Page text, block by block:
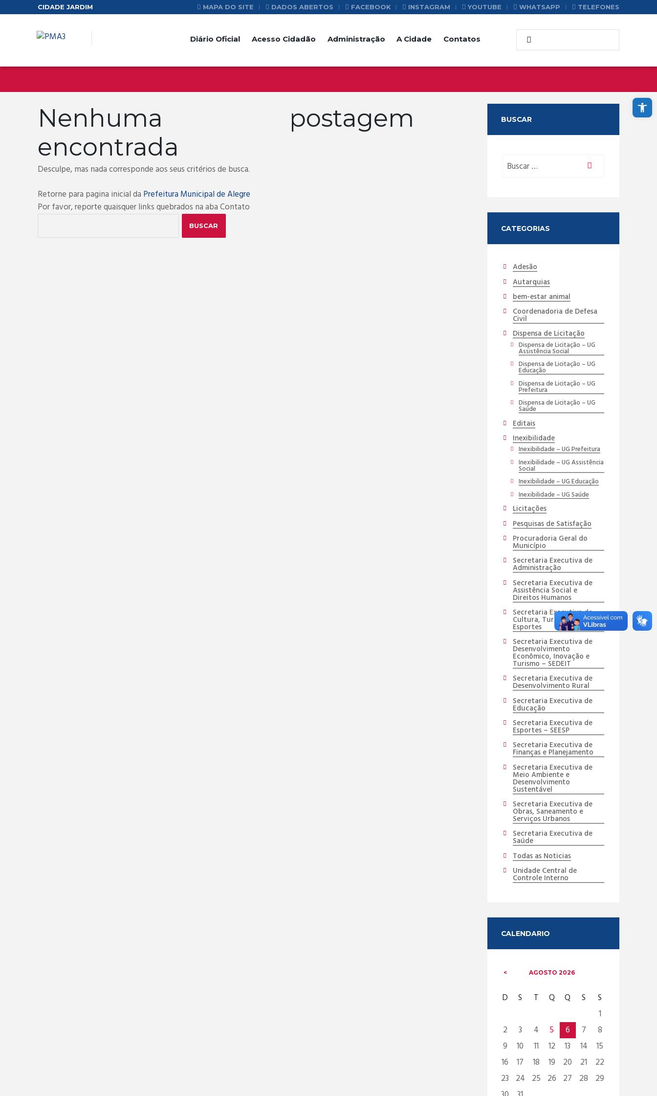
Abrir a barra de ferramentas
CIDADE JARDIM MAPA DO SITE DADOS ABERTOS FACEBOOK INSTAGRAM YOUTUBE WHATSAPP TELEFONES
Diário Oficial Acesso Cidadão Administração A Cidade Contatos
Nenhuma postagem
encontrada
Desculpe, mas nada corresponde aos seus critérios de busca.
Retorne para pagina inicial da Prefeitura Municipal de Alegre
Por favor, reporte quaisquer links quebrados na aba Contato
BUSCAR
CATEGORIAS
Adesão
Autarquias
bem-estar animal
Coordenadoria de Defesa
Civil
Dispensa de Licitação
Dispensa de Licitação – UG
Assistência Social
Dispensa de Licitação – UG
Educação
Dispensa de Licitação – UG
Prefeitura
Dispensa de Licitação – UG
Saúde
Editais
Inexibilidade
Inexibilidade – UG Prefeitura
Inexibilidade – UG Assistência
Social
Inexibilidade – UG Educação
Inexibilidade – UG Saúde
Licitações
Pesquisas de Satisfação
Procuradoria Geral do
Município
Secretaria Executiva de
Administração
Secretaria Executiva de
Assistência Social e
Direitos Humanos
Secretaria Executiva de
Cultura, Turismo e
Esportes
Secretaria Executiva de
Desenvolvimento
Econômico, Inovação e
Turismo – SEDEIT
Secretaria Executiva de
Desenvolvimento Rural
Secretaria Executiva de
Educação
Secretaria Executiva de
Esportes – SEESP
Secretaria Executiva de
Finanças e Planejamento
Secretaria Executiva de
Meio Ambiente e
Desenvolvimento
Sustentável
Secretaria Executiva de
Obras, Saneamento e
Serviços Urbanos
Secretaria Executiva de
Saúde
Todas as Noticias
Unidade Central de
Controle Interno
CALENDARIO
AGOSTO2026
D S T Q Q S
S
1
2
3 4 5 6 7
8
9
10 11 12 13 14
15
16
17 18 19 20 21
22
23 24 25 26 27 28
29